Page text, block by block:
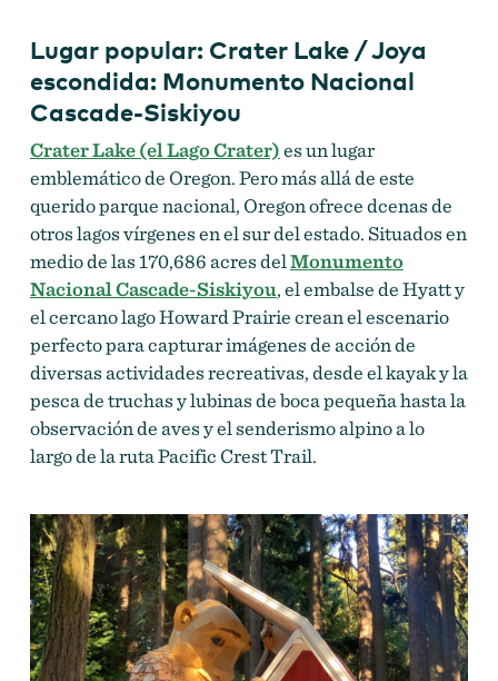
Lugar popular: Crater Lake / Joya
escondida: Monumento Nacional
Cascade-Siskiyou
Crater Lake (el Lago Crater)es un lugar
emblemático de Oregon. Pero más allá de este
querido parque nacional, Oregon ofrece dcenas de
otros lagos vírgenes en el sur del estado. Situados en
medio de las 170,686 acres delMonumento
Nacional Cascade-Siskiyou, el embalse de Hyatt y
el cercano lago Howard Prairie crean el escenario
perfecto para capturar imágenes de acción de
diversas actividades recreativas, desde el kayak y la
pesca de truchas y lubinas de boca pequeña hasta la
observación de aves y el senderismo alpino a lo
largo de la ruta Pacific Crest Trail.